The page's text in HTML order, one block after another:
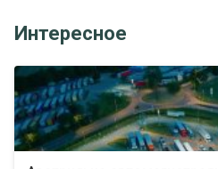
Интересное